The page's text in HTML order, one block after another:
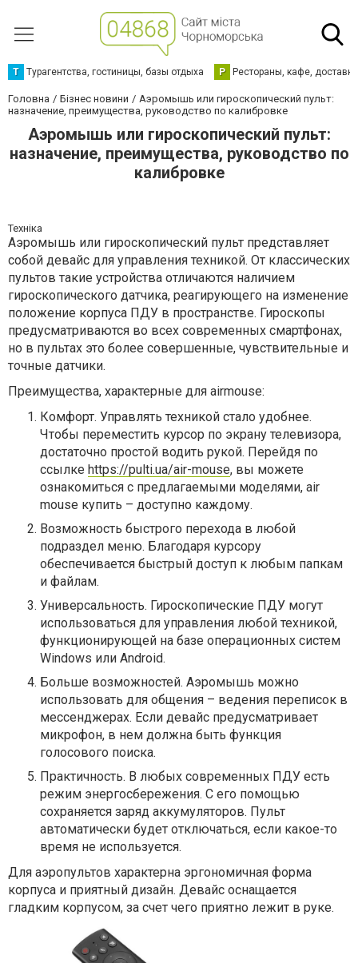
Т Турагентства, гостиницы, базы отдыха Р Рестораны, кафе,
Головна Бізнес новини
Аэромышь или гироскопический пульт:
назначение, преимущества, руководство по калибровке
Аэромышь или гироскопический пульт:
назначение, преимущества, руководство по
калибровке
Техніка
Аэромышь или гироскопический пульт представляет
собой девайс для управления техникой. От классических
пультов такие устройства отличаются наличием
гироскопического датчика, реагирующего на изменение
положение корпуса ПДУ в пространстве. Гироскопы
предусматриваются во всех современных смартфонах,
но в пультах это более совершенные, чувствительные и
точные датчики.
Преимущества, характерные для airmouse:
Комфорт. Управлять техникой стало удобнее.
Чтобы переместить курсор по экрану телевизора,
достаточно простой водить рукой. Перейдя по
ссылке https://pulti.ua/air-mouse, вы можете
ознакомиться с предлагаемыми моделями, air
mouse купить – доступно каждому.
Возможность быстрого перехода в любой
подраздел меню. Благодаря курсору
обеспечивается быстрый доступ к любым папкам
и файлам.
Универсальность. Гироскопические ПДУ могут
использоваться для управления любой техникой,
функционирующей на базе операционных систем
Windows или Android.
Больше возможностей. Аэромышь можно
использовать для общения – ведения переписок в
мессенджерах. Если девайс предусматривает
микрофон, в нем должна быть функция
голосового поиска.
Практичность. В любых современных ПДУ есть
режим энергосбережения. С его помощью
сохраняется заряд аккумуляторов. Пульт
автоматически будет отключаться, если какое-то
время не используется.
Для аэропультов характерна эргономичная форма
корпуса и приятный дизайн. Девайс оснащается
гладким корпусом, за счет чего приятно лежит в руке.